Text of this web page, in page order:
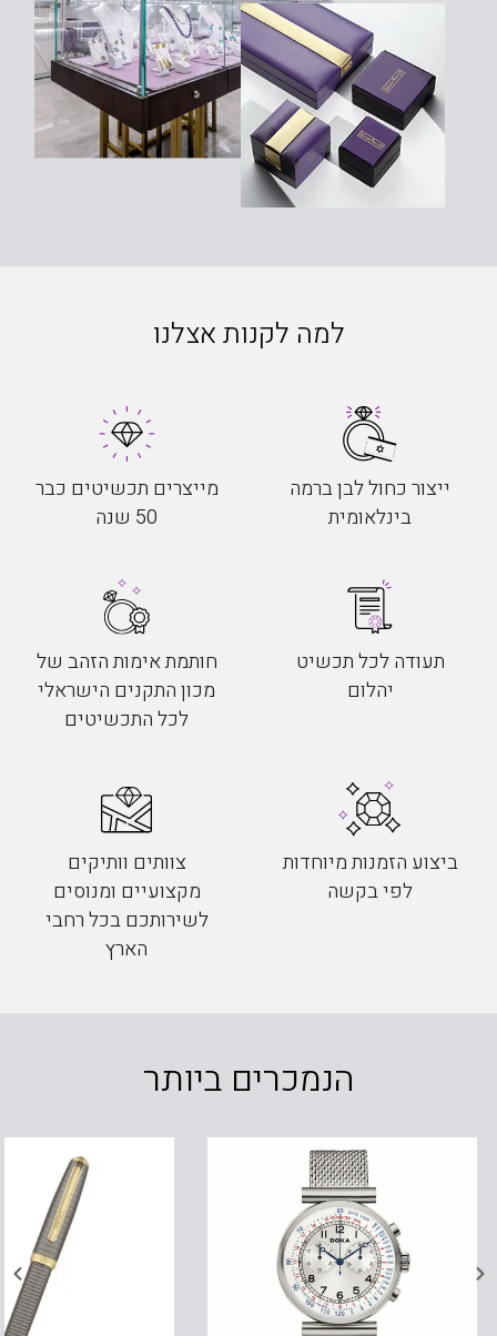
למה לקנות אצלנו
ייצור כחול לבן ברמה
בינלאומית
מייצרים תכשיטים כבר
50 שנה
תעודה לכל תכשיט
יהלום
חותמת אימות הזהב של
מכון התקנים הישראלי
לכל התכשיטים
ביצוע הזמנות מיוחדות
לפי בקשה
צוותים וותיקים
מקצועיים ומנוסים
לשירותכם בכל רחבי
הארץ
הנמכרים ביותר